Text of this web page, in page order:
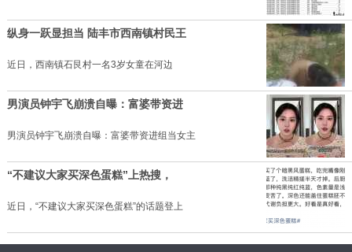
纵身一跃显担当 陆丰市西南镇村民王
近日，西南镇石艮村一名3岁女童在河边
男演员钟宇飞崩溃自曝：富婆带资进
男演员钟宇飞崩溃自曝：富婆带资进组当女主
“不建议大家买深色蛋糕”上热搜，
近日，“不建议大家买深色蛋糕”的话题登上